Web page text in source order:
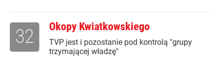
Okopy Kwiatkowskiego
TVP jest i pozostanie pod kontrolą "grupy
trzymającej władzę"
32